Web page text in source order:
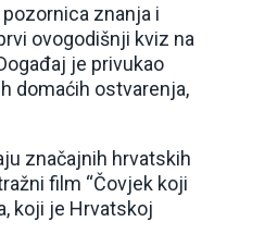
znanja i
ovogodišnji kviz na
je privukao
domaćih ostvarenja,
značajnih hrvatskih
film “Čovjek koji
koji je Hrvatskoj